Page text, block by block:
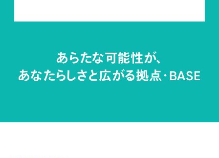
あらたな可能性が、
あなたらしさと広がる拠点・BASE